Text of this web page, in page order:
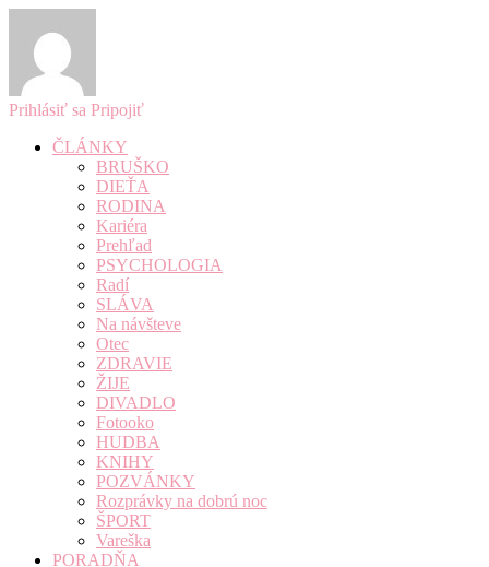
Prihlásiť sa Pripojiť
ČLÁNKY
BRUŠKO
DIEŤA
RODINA
Kariéra
Prehľad
PSYCHOLOGIA
Radí
SLÁVA
Na návšteve
Otec
ZDRAVIE
ŽIJE
DIVADLO
Fotooko
HUDBA
KNIHY
POZVÁNKY
Rozprávky na dobrú noc
ŠPORT
Vareška
PORADŇA